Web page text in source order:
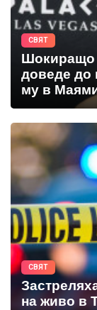
СВЯТ
Шокиращо
доведе до
му в
СВЯТ
на живо в